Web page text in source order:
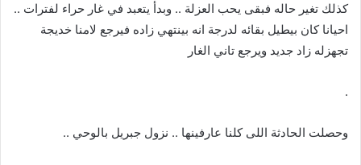
كذلك تغير حاله فبقى يحب العزلة .. وبدأ يتعبد في غار حراء لفترات ..
احيانا كان بيطيل بقائه لدرجة انه بينتهي زاده فيرجع لامنا خديجة
تجهزله زاد جديد ويرجع تاني الغار
.
وحصلت الحادثة اللى كلنا عارفينها .. نزول جبريل بالوحي ..